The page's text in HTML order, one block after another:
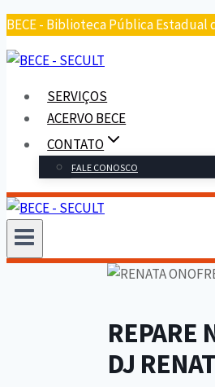
Pular
para
o
conteúdo
BECE - Biblioteca Pública Estadual
SERVIÇOS
ACERVO BECE
CONTATO
FALE CONOSCO
REPARE
DJ